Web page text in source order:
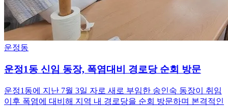
운정동
운정1동 신임 동장, 폭염대비 경로당 순회 방문
운정1동에 지난 7월 3일 자로 새로 부임한 송인숙 동장이 취임
이후 폭염에 대비해 지역 내 경로당을 순회 방문하며 본격적인